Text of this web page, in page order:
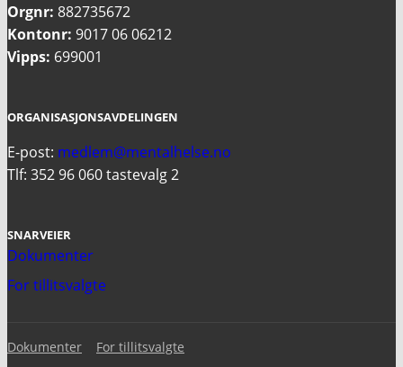
Orgnr: 882735672
Kontonr: 9017 06 06212
Vipps: 699001
ORGANISASJONSAVDELINGEN
E-post: medlem@mentalhelse.no
Tlf: 352 96 060 tastevalg 2
SNARVEIER
Dokumenter
For tillitsvalgte
Dokumenter For tillitsvalgte